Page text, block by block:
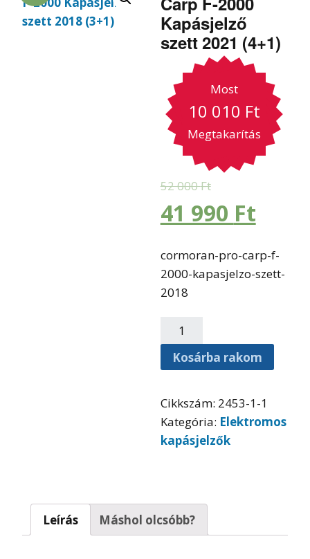
Kapásjelző
szett 2021 (4+1)
Most
10 010 Ft
Megtakarítás
52 000Ft
41 990 Ft
cormoran-pro-carp-f-
2000-kapasjelzo-szett-
2018
Kosárba rakom
Cikkszám: 2453-1-1
Kategória: Elektromos
kapásjelzők
Leírás Máshol olcsóbb?